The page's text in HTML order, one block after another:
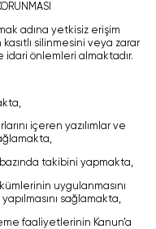
adına yetkisiz erişim
silinmesini veya zarar
önlemleri almaktadır.
içeren yazılımlar ve
takibini yapmakta,
uygulanmasını
sağlamakta,
faaliyetlerinin Kanun’a